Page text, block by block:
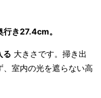
き27.4cm。
る 大きさです。掃き出
、室内の光を遮らない高